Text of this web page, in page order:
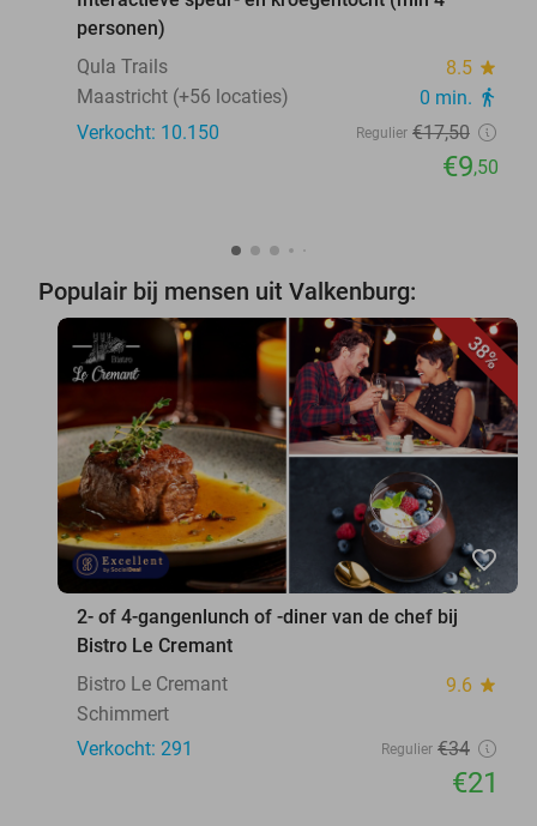
personen)
Qula Trails
8.5 star
Maastricht (+56 locaties) 0 min. directions_walk
Verkocht: 10.150 Regulier €17,50
€9,50
Populair bij mensen uit Valkenburg:
38%
favorite_border
2- of 4-gangenlunch of -diner van de chef bij
Bistro Le Cremant
Bistro Le Cremant
9.6 star
Schimmert
Verkocht: 291
Regulier €34
€21